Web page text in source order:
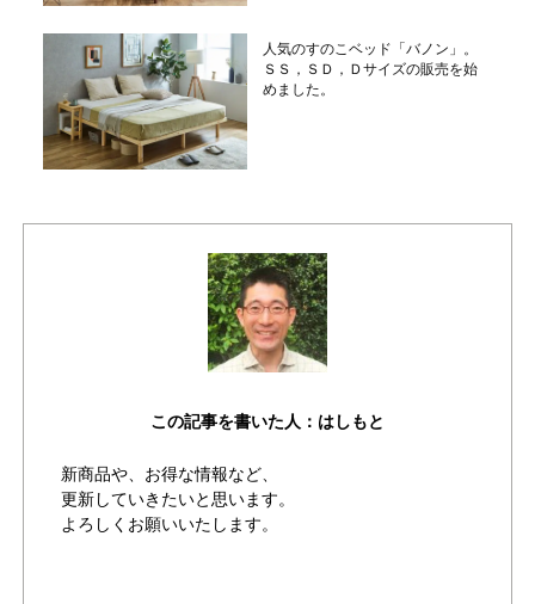
人気のすのこベッド「バノン」。
ＳＳ，ＳＤ，Ｄサイズの販売を始
めました。
この記事を書いた人：はしもと
新商品や、お得な情報など、
更新していきたいと思います。
よろしくお願いいたします。